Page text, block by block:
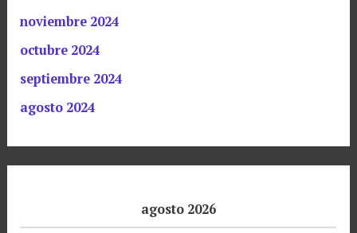
noviembre 2024
octubre 2024
septiembre 2024
agosto 2024
agosto 2026